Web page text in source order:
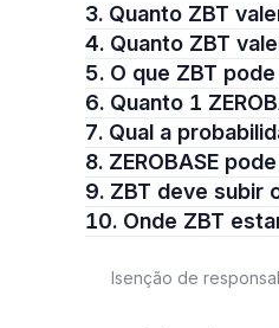
3. Quanto ZBT
4. Quanto ZBT
5. O que ZBT
6. Quanto 1
7. Qual a
8. ZEROBASE
9. ZBT deve subir
10. Onde ZBT
Isenção de